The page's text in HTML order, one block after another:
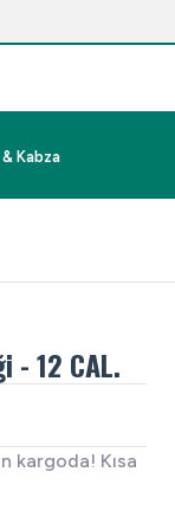
Kabza
- 12 CAL.
kargoda! Kısa